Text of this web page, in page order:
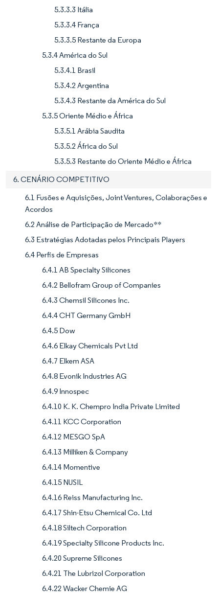
5.3.3.3 Itália
5.3.3.4 França
5.3.3.5 Restante da Europa
5.3.4 América do Sul
5.3.4.1 Brasil
5.3.4.2 Argentina
5.3.4.3 Restante da América do Sul
5.3.5 Oriente Médio e África
5.3.5.1 Arábia Saudita
5.3.5.2 África do Sul
5.3.5.3 Restante do Oriente Médio e África
6. CENÁRIO COMPETITIVO
6.1 Fusões e Aquisições, Joint Ventures, Colaborações e
Acordos
6.2 Análise de Participação de Mercado**
6.3 Estratégias Adotadas pelos Principais Players
6.4 Perfis de Empresas
6.4.1 AB Specialty Silicones
6.4.2 Bellofram Group of Companies
6.4.3 Chemsil Silicones Inc.
6.4.4 CHT Germany GmbH
6.4.5 Dow
6.4.6 Elkay Chemicals Pvt Ltd
6.4.7 Elkem ASA
6.4.8 Evonik Industries AG
6.4.9 Innospec
6.4.10 K. K. Chempro India Private Limited
6.4.11 KCC Corporation
6.4.12 MESGO SpA
6.4.13 Milliken & Company
6.4.14 Momentive
6.4.15 NUSIL
6.4.16 Reiss Manufacturing Inc.
6.4.17 Shin-Etsu Chemical Co. Ltd
6.4.18 Siltech Corporation
6.4.19 Specialty Silicone Products Inc.
6.4.20 Supreme Silicones
6.4.21 The Lubrizol Corporation
6.4.22 Wacker Chemie AG